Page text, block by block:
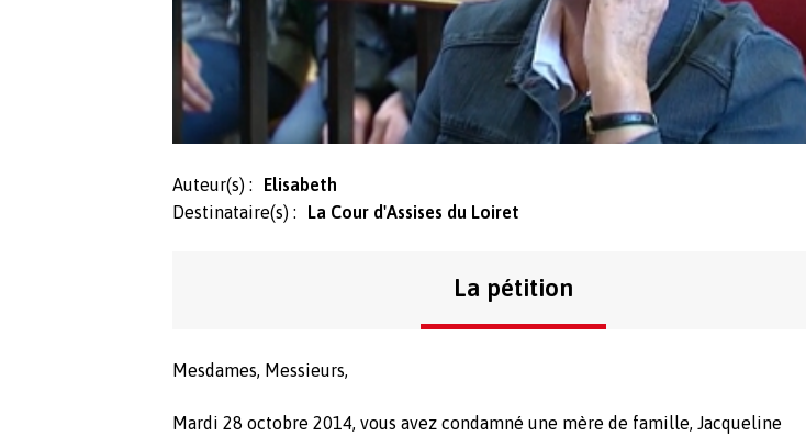
Auteur(s) :
Elisabeth
Destinataire(s) :
La Cour d'Assises du Loiret
La pétition
Mesdames, Messieurs,
Mardi 28 octobre 2014, vous avez condamné une mère de famille, Jacqueline